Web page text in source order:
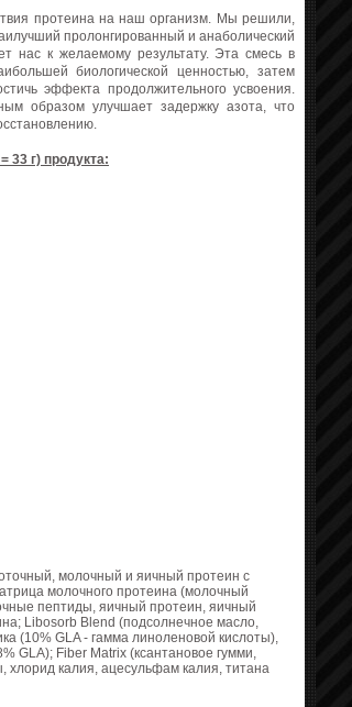
протеина на наш организм. Мы решили,
пролонгированный и анаболический
нас к желаемому результату. Эта смесь в
биологической ценностью, затем
эффекта продолжительного усвоения.
образом улучшает задержку азота, что
33 г) продукта:
молочный и яичный протеин с
молочного протеина (молочный
пептиды, яичный протеин, яичный
Libosorb Blend (подсолнечное масло,
(10% GLA - гамма линоленовой кислоты),
GLA); Fiber Matrix (ксантановое гумми,
хлорид калия, ацесульфам калия, титана